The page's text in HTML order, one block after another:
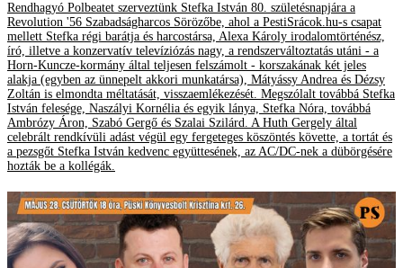
Rendhagyó Polbeatet szerveztünk Stefka István 80. születésnapjára a
Revolution '56 Szabadságharcos Sörözőbe, ahol a PestiSrácok.hu-s csapat
mellett Stefka régi barátja és harcostársa, Alexa Károly irodalomtörténész,
író, illetve a konzervatív televíziózás nagy, a rendszerváltoztatás utáni - a
Horn-Kuncze-kormány által teljesen felszámolt - korszakának két jeles
alakja (egyben az ünnepelt akkori munkatársa), Mátyássy Andrea és Dézsy
Zoltán is elmondta méltatását, visszaemlékezését. Megszólalt továbbá Stefka
István felesége, Naszályi Kornélia és egyik lánya, Stefka Nóra, továbbá
Ambrózy Áron, Szabó Gergő és Szalai Szilárd. A Huth Gergely által
celebrált rendkívüli adást végül egy fergeteges köszöntés követte, a tortát és
a pezsgőt Stefka István kedvenc együttesének, az AC/DC-nek a dübörgésére
hozták be a kollégák.